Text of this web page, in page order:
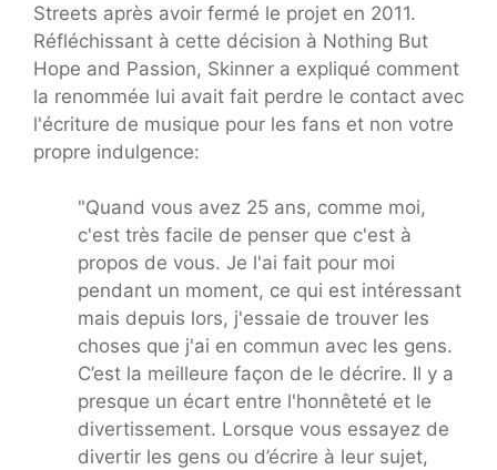
Streets après avoir fermé le projet en 2011.
Réfléchissant à cette décision à Nothing But
Hope and Passion, Skinner a expliqué comment
la renommée lui avait fait perdre le contact avec
l'écriture de musique pour les fans et non votre
propre indulgence:
"Quand vous avez 25 ans, comme moi,
c'est très facile de penser que c'est à
propos de vous. Je l'ai fait pour moi
pendant un moment, ce qui est intéressant
mais depuis lors, j'essaie de trouver les
choses que j'ai en commun avec les gens.
C’est la meilleure façon de le décrire. Il y a
presque un écart entre l'honnêteté et le
divertissement. Lorsque vous essayez de
divertir les gens ou d’écrire à leur sujet,